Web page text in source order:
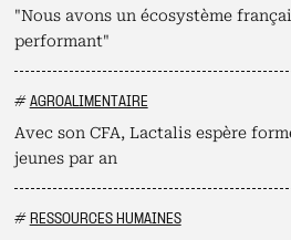
"Nous avons un écosystème
performant"
# AGROALIMENTAIRE
Avec son CFA, Lactalis espère
jeunes par an
# RESSOURCES HUMAINES